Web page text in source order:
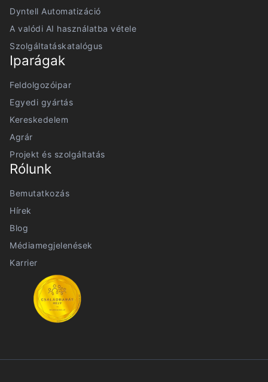
Dyntell Automatizáció
A valódi AI használatba vétele
Szolgáltatáskatalógus
Iparágak
Feldolgozóipar
Egyedi gyártás
Kereskedelem
Agrár
Projekt és szolgáltatás
Rólunk
Bemutatkozás
Hírek
Blog
Médiamegjelenések
Karrier